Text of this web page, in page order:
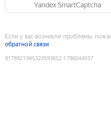
Yandex SmartCaptcha
Если у вас возникли проблемы,
обратной связи
9178921945323593652:1786044037